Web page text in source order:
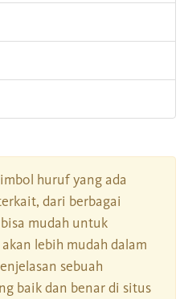
huruf yang ada
dari berbagai
mudah untuk
lebih mudah dalam
sebuah
baik dan benar di situs